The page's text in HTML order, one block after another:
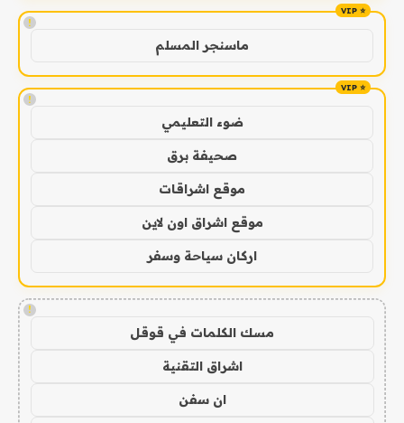
!
ماسنجر المسلم
!
ضوء التعليمي
صحيفة برق
موقع اشراقات
موقع اشراق اون لاين
اركان سياحة وسفر
!
مسك الكلمات في قوقل
اشراق التقنية
ان سفن